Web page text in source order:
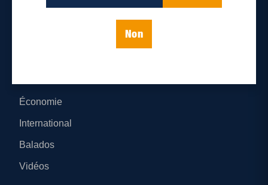
Non
Économie
International
Balados
Vidéos